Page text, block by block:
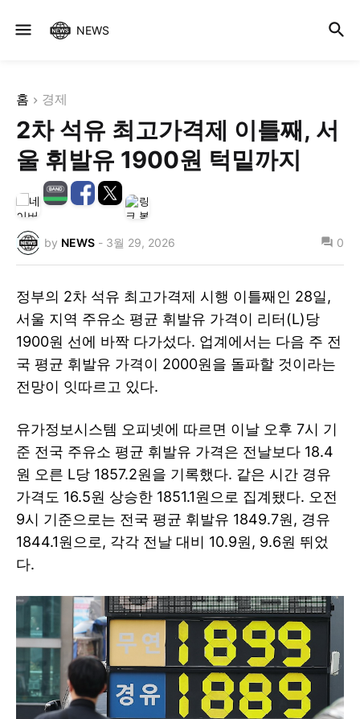
NEWS
홈 경제
2차 석유 최고가격제 이틀째, 서
울 휘발유 1900원 턱밑까지
by NEWS - 3월 29, 2026 0
정부의 2차 석유 최고가격제 시행 이틀째인 28일,
서울 지역 주유소 평균 휘발유 가격이 리터(L)당
1900원 선에 바짝 다가섰다. 업계에서는 다음 주 전
국 평균 휘발유 가격이 2000원을 돌파할 것이라는
전망이 잇따르고 있다.
유가정보시스템 오피넷에 따르면 이날 오후 7시 기
준 전국 주유소 평균 휘발유 가격은 전날보다 18.4
원 오른 L당 1857.2원을 기록했다. 같은 시간 경유
가격도 16.5원 상승한 1851.1원으로 집계됐다. 오전
9시 기준으로는 전국 평균 휘발유 1849.7원, 경유
1844.1원으로, 각각 전날 대비 10.9원, 9.6원 뛰었
다.